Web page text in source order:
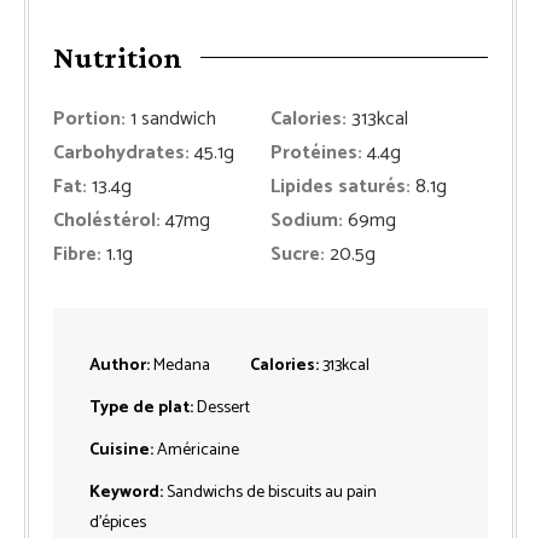
Nutrition
Portion:1sandwich Calories:313kcal
Carbohydrates:45.1g Protéines:4.4g
Fat:13.4g Lipides saturés:8.1g
Choléstérol:47mg Sodium:69mg
Fibre:1.1g Sucre:20.5g
Author:Medana Calories:313kcal
Type de plat:Dessert
Cuisine:Américaine
Keyword:Sandwichs de biscuits au pain
d’épices